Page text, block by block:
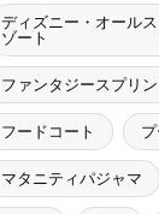
ディズニー・オール
ゾート
ファンタジースプリ
フードコート
マタニティパジャマ